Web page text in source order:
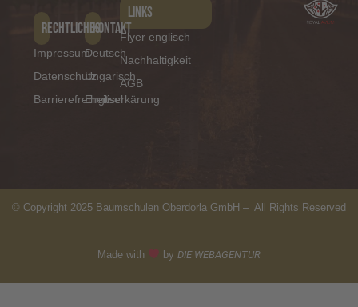
Links
Flyer englisch
Nachhaltigkeit
AGB
Kontakt
Deutsch
Ungarisch
Englisch
Rechtliches
Impressum
Datenschutz
Barrierefreiheitserkärung
© Copyright 2025 Baumschulen Oberdorla GmbH – All Rights Reserved
Made with by DIE WEBAGENTUR